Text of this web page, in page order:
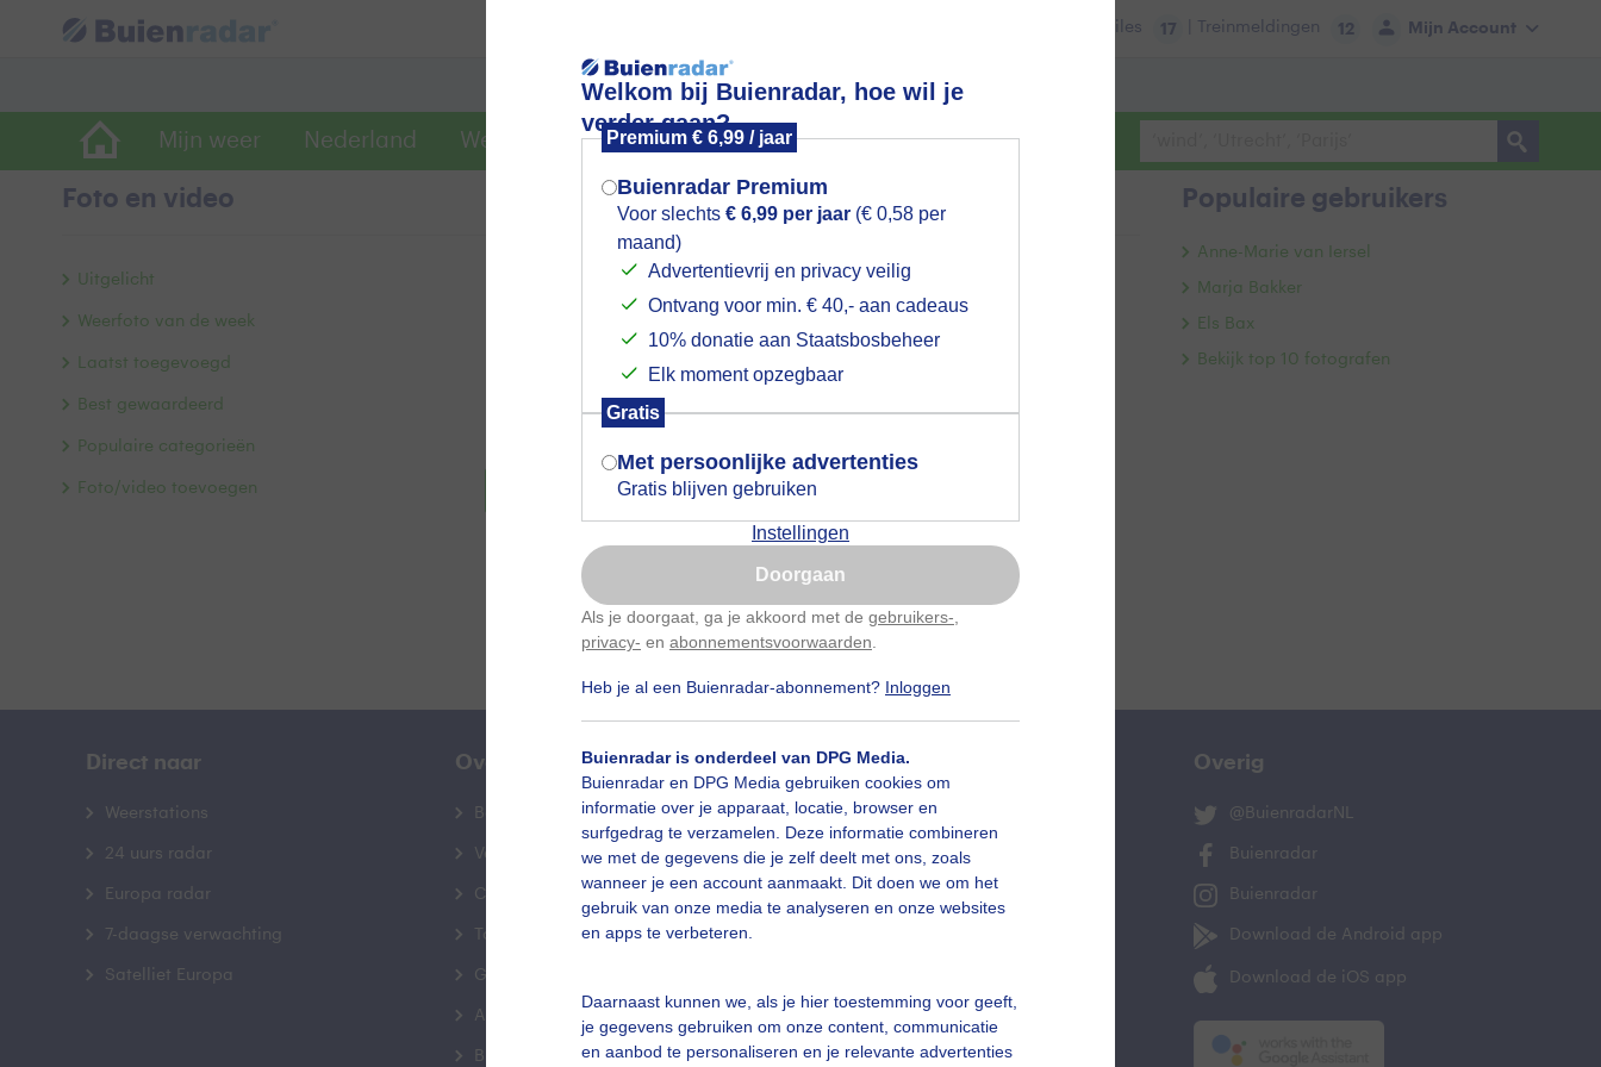
Welkom bij Buienradar, hoe wil je
verder gaan?
Premium € 6,99 / jaar
Buienradar Premium
Voor slechts € 6,99 per jaar (€ 0,58 per
maand)
Advertentievrij en privacy veilig
Ontvang voor min. € 40,- aan cadeaus
10% donatie aan Staatsbosbeheer
Elk moment opzegbaar
Gratis
Met persoonlijke advertenties
Gratis blijven gebruiken
Instellingen
Doorgaan
Als je doorgaat, ga je akkoord met de gebruikers-
privacy- en abonnementsvoorwaarden
Heb je al een Buienradar-abonnement? Inloggen
Buienradar is onderdeel van DPG Media.
Buienradar en DPG Media gebruiken cookies om
informatie over je apparaat, locatie, browser en
surfgedrag te verzamelen. Deze informatie combineren
we met de gegevens die je zelf deelt met ons, zoals
wanneer je een account aanmaakt. Dit doen we om het
gebruik van onze media te analyseren en onze websites
en apps te verbeteren.
Daarnaast kunnen we, als je hier toestemming voor geeft,
je gegevens gebruiken om onze content, communicatie
en aanbod te personaliseren en je relevante advertenties
Mijn Account
Files 17 | Treinmeldingen 12
Lees meer.
Mijn weer Nederland Wereldwijd Foto en video Weerzine
Foto en video
Een moment geduld aub...
Bekijk slideshow
Een moment geduld aub...
Uitgelicht
Weerfoto van de week
Laatst toegevoegd
Best gewaardeerd
Populaire categorieën
Foto/video toevoegen
Populaire gebruikers
Anne-Marie van Iersel
Marja Bakker
Els Bax
Bekijk top 10 fotografen
Direct naar
Weerstations
24 uurs radar
Europa radar
7-daagse verwachting
Satelliet Europa
Over Buienradar
Bedrijfsgegevens
Veelgestelde vragen
Contact
Toegankelijkheid
Gebruikersvoorwaarden
Adverteren
Buienradar Team
Mijn weer
De Bilt
Overig
@BuienradarNL
Buienradar
Buienradar
Download de Android app
Download de iOS app
Mogen we je locatie gebruiken voor
het weer?
Indien je hier nog geen akkoord op hebt
gegeven, verschijnt er zo een pop-up uit
je browser waarin deze toestemming
gevraagd wordt.
Is goed, toon de popup
Nu niet, misschien later
Gebruik je Safari en wil je niet elke dag deze pop-up
Klikhierom dit aan te passen